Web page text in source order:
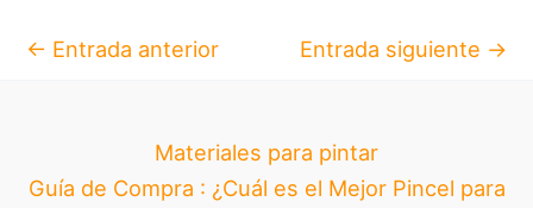
← Entrada anterior Entrada siguiente →
Materiales para pintar
Guía de Compra : ¿Cuál es el Mejor Pincel para